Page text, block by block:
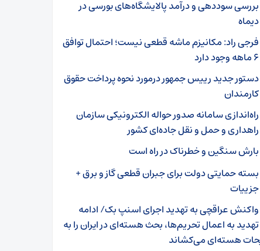
بررسی سوددهی و درآمد پالایشگاه‌های بورسی در
دیماه
فرجی راد: مکانیزم ماشه قطعی نیست؛ احتمال توافق
۶ ماهه وجود دارد
دستور جدید رییس جمهور درمورد نحوه پرداخت حقوق
کارمندان
راه‌اندازی سامانه صدور حواله الکترونیکی سازمان
راهداری و حمل و نقل جاده‌ای کشور
بارش‌ سنگین و خطرناک در راه است
بسته حمایتی دولت برای جبران قطعی گاز و برق +
جزییات
واکنش عراقچی به تهدید اجرای اسنپ بک/ ادامه
تهدید به اعمال تحریم‌ها، بحث هسته‌ای در ایران را به
هسته‌ای می‌کشاند